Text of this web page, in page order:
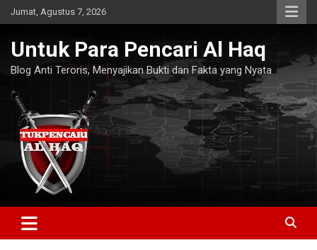
Skip
to
Jumat, Agustus 7, 2026
Untuk Para Pencari Al Haq
Blog Anti Teroris, Menyajikan Bukti dan Fakta yang Nyata